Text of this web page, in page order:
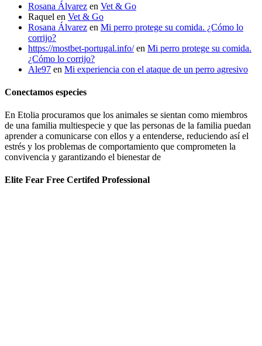
Rosana Álvarez en Vet & Go
Raquel en Vet & Go
Rosana Álvarez en Mi perro protege su comida. ¿Cómo lo
corrijo?
https://mostbet-portugal.info/en Mi perro protege su comida.
¿Cómo lo corrijo?
Ale97 en Mi experiencia con el ataque de un perro agresivo
Conectamos especies
En Etolia procuramos que los animales se sientan como miembros
de una familia multiespecie y que las personas de la familia puedan
aprender a comunicarse con ellos y a entenderse, reduciendo así el
estrés y los problemas de comportamiento que comprometen la
convivencia y garantizando el bienestar de
Elite Fear Free Certifed Professional